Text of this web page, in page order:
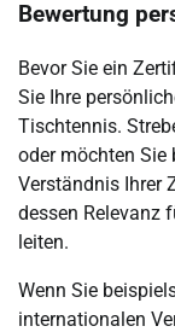
Bewertung
Bevor Sie ein
Sie Ihre
Tischtennis.
oder möchten Sie
Verständnis Ihrer
dessen Relevanz
leiten.
Wenn Sie
internationalen